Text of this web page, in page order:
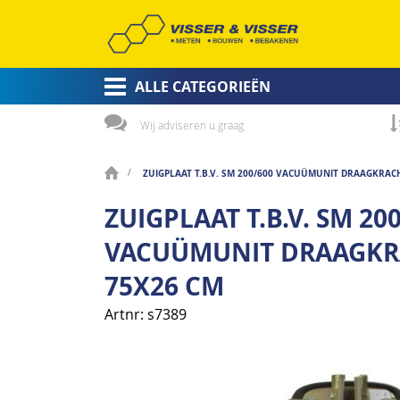
ALLE CATEGORIEËN
Wij adviseren u graag
ZUIGPLAAT T.B.V. SM 200/600 VACUÜMUNIT
ZUIGPLAAT T.B.V. SM
VACUÜMUNIT
75X26 CM
Artnr s7389